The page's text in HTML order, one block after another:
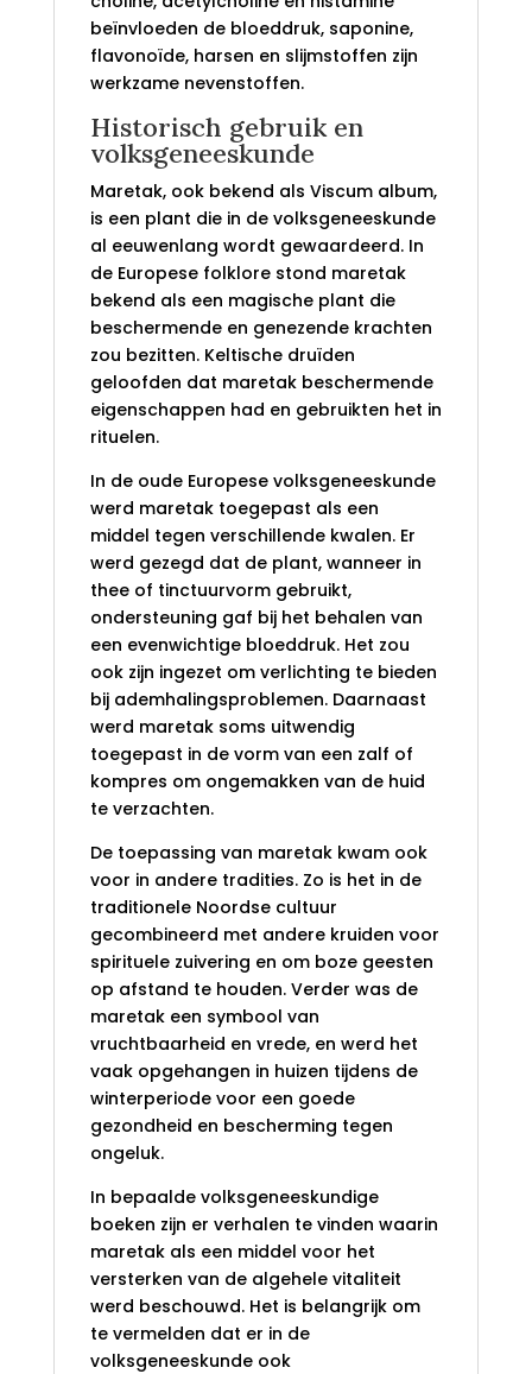
beïnvloeden de bloeddruk, saponine,
flavonoïde, harsen en slijmstoffen zijn
werkzame nevenstoffen.
Historisch gebruik en
volksgeneeskunde
Maretak, ook bekend als Viscum album,
is een plant die in de volksgeneeskunde
al eeuwenlang wordt gewaardeerd. In
de Europese folklore stond maretak
bekend als een magische plant die
beschermende en genezende krachten
zou bezitten. Keltische druïden
geloofden dat maretak beschermende
eigenschappen had en gebruikten het in
rituelen.
In de oude Europese volksgeneeskunde
werd maretak toegepast als een
middel tegen verschillende kwalen. Er
werd gezegd dat de plant, wanneer in
thee of tinctuurvorm gebruikt,
ondersteuning gaf bij het behalen van
een evenwichtige bloeddruk. Het zou
ook zijn ingezet om verlichting te bieden
bij ademhalingsproblemen. Daarnaast
werd maretak soms uitwendig
toegepast in de vorm van een zalf of
kompres om ongemakken van de huid
te verzachten.
De toepassing van maretak kwam ook
voor in andere tradities. Zo is het in de
traditionele Noordse cultuur
gecombineerd met andere kruiden voor
spirituele zuivering en om boze geesten
op afstand te houden. Verder was de
maretak een symbool van
vruchtbaarheid en vrede, en werd het
vaak opgehangen in huizen tijdens de
winterperiode voor een goede
gezondheid en bescherming tegen
ongeluk.
In bepaalde volksgeneeskundige
boeken zijn er verhalen te vinden waarin
maretak als een middel voor het
versterken van de algehele vitaliteit
werd beschouwd. Het is belangrijk om
te vermelden dat er in de
volksgeneeskunde ook